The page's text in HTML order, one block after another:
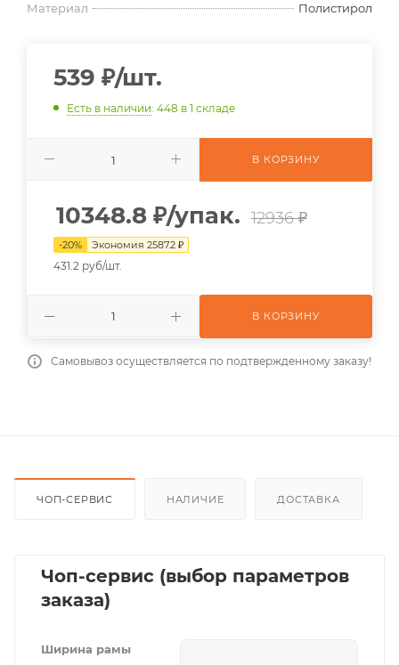
Материал
Полистирол
539 ₽/шт.
Есть в наличии: 448 в 1 складе
В КОРЗИНУ
10348.8 ₽/упак. 12936 ₽
-20% Экономия 2587.2 ₽
431.2 руб/шт.
В КОРЗИНУ
Самовывоз осуществляется по подтвержденному заказу!
ЧОП-СЕРВИС НАЛИЧИЕ ДОСТАВКА
Чоп-сервис (выбор параметров
заказа)
Ширина рамы